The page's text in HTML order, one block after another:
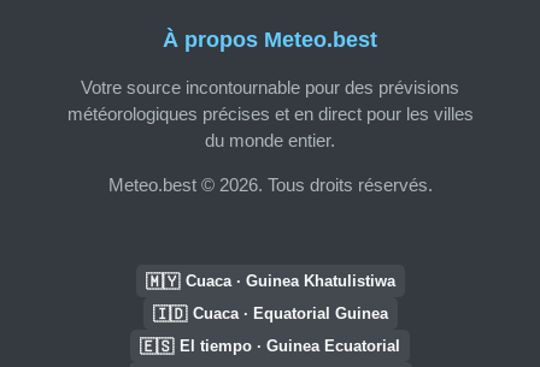
À propos Meteo.best
Votre source incontournable pour des prévisions
météorologiques précises et en direct pour les villes
du monde entier.
Meteo.best © 2026. Tous droits réservés.
🇲🇾 Cuaca · Guinea Khatulistiwa
🇮🇩 Cuaca · Equatorial Guinea
🇪🇸 El tiempo · Guinea Ecuatorial